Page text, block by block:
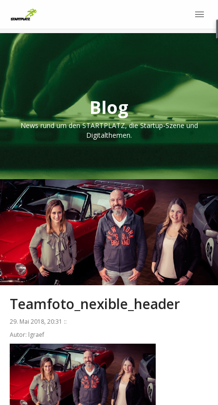
Blog
News rund um den STARTPLATZ, die Startup-Szene und
Digitalthemen.
Teamfoto_nexible_header
29. Mai 2018, 20:31 ::
Autor: lgraef